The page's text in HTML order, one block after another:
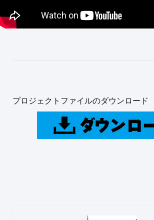
プロジェクトファイルのダウンロード